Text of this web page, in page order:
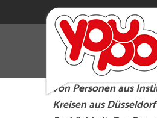
Das Forum besteht
nicht-binären
von Personen aus
Kreisen aus